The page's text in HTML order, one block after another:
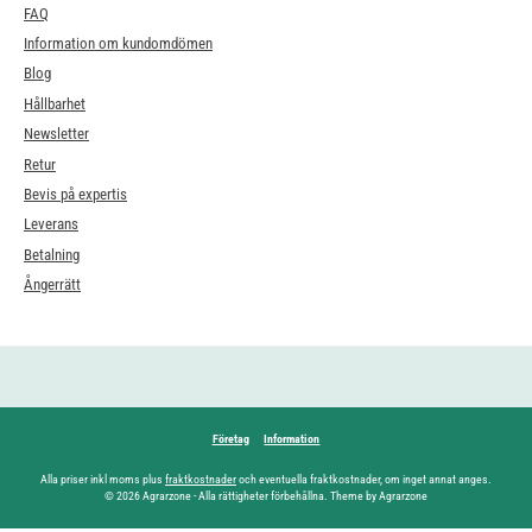
FAQ
Information om kundomdömen
Blog
Hållbarhet
Newsletter
Retur
Bevis på expertis
Leverans
Betalning
Ångerrätt
Företag Information
Alla priser inkl moms plus fraktkostnaderoch eventuella fraktkostnader, om inget annat anges.
© 2026 Agrarzone - Alla rättigheter förbehållna. Theme by Agrarzone